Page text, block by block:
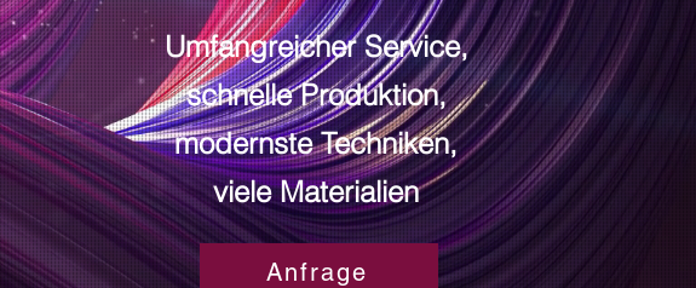
Umfangreicher Service,
schnelle Produktion,
modernste Techniken,
viele Materialien
Anfrage